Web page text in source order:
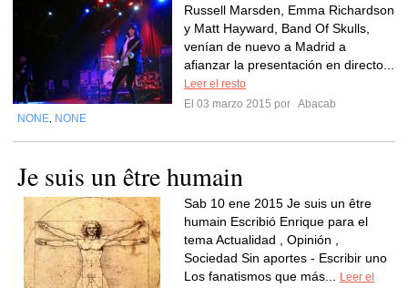
Russell Marsden, Emma Richardson
y Matt Hayward, Band Of Skulls,
venían de nuevo a Madrid a
afianzar la presentación en directo...
Leer el resto
El 03 marzo 2015 por Abacab
NONE NONE
Je suis un être humain
Sab 10 ene 2015 Je suis un être
humain Escribió Enrique para el
tema Actualidad , Opinión ,
Sociedad Sin aportes - Escribir uno
Los fanatismos que más...
Leer el